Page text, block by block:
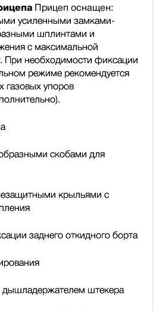
Прицеп оснащен:
усиленными замками-
шплинтами и
с максимальной
При необходимости фиксации
режиме рекомендуется
газовых упоров
скобами для
крыльями с
заднего откидного борта
дышладержателем штекера